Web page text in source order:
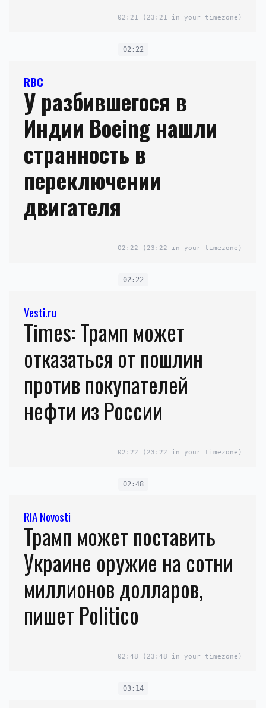
02:21 (23:21 in your timezone)
02:22
RBC
У разбившегося в
Индии Boeing нашли
странность в
переключении
двигателя
02:22 (23:22 in your timezone)
02:22
Vesti.ru
Times: Трамп может
отказаться от пошлин
против покупателей
нефти из России
02:22 (23:22 in your timezone)
02:48
RIA Novosti
Трамп может поставить
Украине оружие на сотни
миллионов долларов,
пишет Politico
02:48 (23:48 in your timezone)
03:14